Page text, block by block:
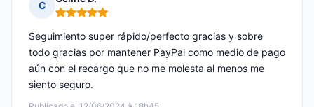
C
Nota: 5 de 5
Seguimiento super rápido/perfecto gracias y sobre
todo gracias por mantener PayPal como medio de pago
aún con el recargo que no me molesta al menos me
siento seguro.